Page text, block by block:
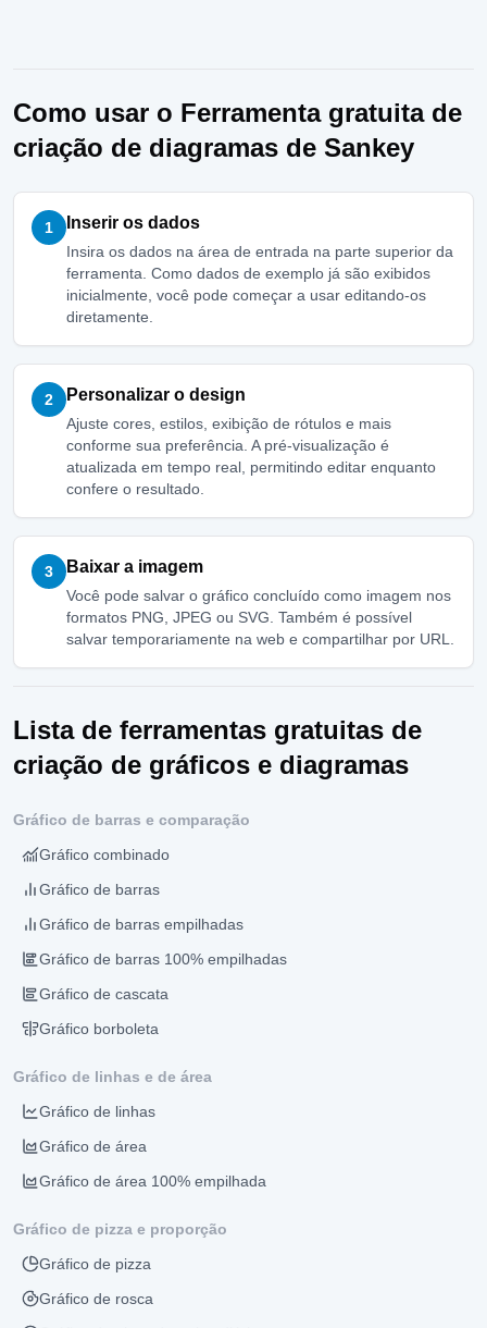
Como usar o Ferramenta gratuita de
criação de diagramas de Sankey
1 Inserir os dados
Insira os dados na área de entrada na parte superior da
ferramenta. Como dados de exemplo já são exibidos
inicialmente, você pode começar a usar editando-os
diretamente.
2 Personalizar o design
Ajuste cores, estilos, exibição de rótulos e mais
conforme sua preferência. A pré-visualização é
atualizada em tempo real, permitindo editar enquanto
confere o resultado.
3 Baixar a imagem
Você pode salvar o gráfico concluído como imagem nos
formatos PNG, JPEG ou SVG. Também é possível
salvar temporariamente na web e compartilhar por URL.
Lista de ferramentas gratuitas de
criação de gráficos e diagramas
Gráfico de barras e comparação
Gráfico combinado
Gráfico de barras
Gráfico de barras empilhadas
Gráfico de barras 100% empilhadas
Gráfico de cascata
Gráfico borboleta
Gráfico de linhas e de área
Gráfico de linhas
Gráfico de área
Gráfico de área 100% empilhada
Gráfico de pizza e proporção
Gráfico de pizza
Gráfico de rosca